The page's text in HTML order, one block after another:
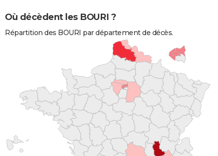
Où décèdent les BOURI ?
Répartition des BOURI par département de décès.